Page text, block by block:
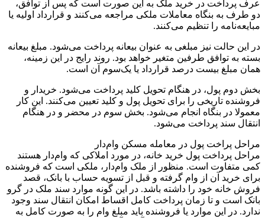
عرف پرداخت در خرید ملک به این صورت است که پس از توافق،
دو طرف به بنگاه معاملات ملکی مراجعه می‌کنند و قرارداد اولیه یا
مبایعه‌نامه را تنظیم می‌کنند.
در این حالت نیز مبلغی به عنوان بیعانه پرداخت می‌شود. مبلغ بیعانه
بسته به توافق طرفین متغیر خواهد بود. روند رایج در این زمینه،
همان مبلغ بیست درصد قرارداد یا یک‌سوم آن است.
بخش دوم پول، در هنگام تحویل کلید پرداخت می‌شود. خریدار و
فروشنده تاریخی را برای تحویل پول و کلید تعیین می‌کنند. این کار
معمولا در بنگاه انجام می‌شود. بخش سوم در محضر و در هنگام
انتقال سند پرداخت می‌شود.
مراحل پراخت پول در معامله مسکن وام‌دار
مراحل پرداخت پول خرید خانه، در مورد املاکی که وام‌دار هستند
کمی متفاوت است. منظور از ملک وام‌دار، ملکی است که فروشنده
برای خرید آن از وام گرفته و قبل از تسویه حساب با بانک، قصد
فروش خانه خود را داشته باشد. در این گونه موارد سند ملک در گرو
بانک است و تا زمان پرداخت کامل اقساط امکان انتقال سند وجود
ندارد. در این موارد یا فروشنده باید مبلغ وام را به صورت کامل به